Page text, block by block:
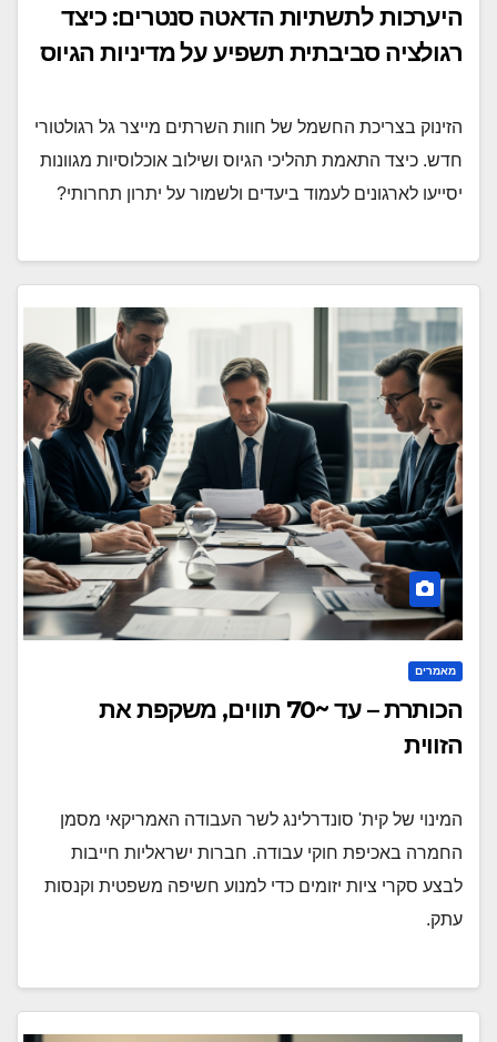
היערכות לתשתיות הדאטה סנטרים: כיצד
רגולציה סביבתית תשפיע על מדיניות הגיוס
הזינוק בצריכת החשמל של חוות השרתים מייצר גל רגולטורי
חדש. כיצד התאמת תהליכי הגיוס ושילוב אוכלוסיות מגוונות
יסייעו לארגונים לעמוד ביעדים ולשמור על יתרון תחרותי?
מאמרים
הכותרת – עד ~70 תווים, משקפת את
הזווית
המינוי של קית' סונדרלינג לשר העבודה האמריקאי מסמן
החמרה באכיפת חוקי עבודה. חברות ישראליות חייבות
לבצע סקרי ציות יזומים כדי למנוע חשיפה משפטית וקנסות
עתק.